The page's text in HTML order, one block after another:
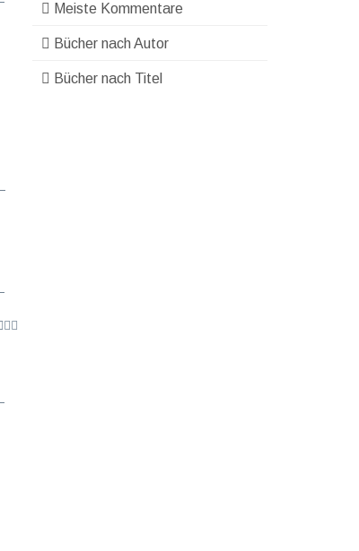
Meiste Kommentare
Bücher nach Autor
Bücher nach Titel